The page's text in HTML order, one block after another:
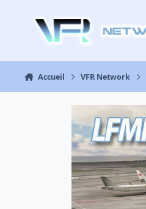
Accueil VFR Network